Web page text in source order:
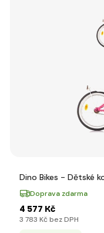
Dino Bikes - Dětské
Doprava zdarma
4 577 Kč
3 783 Kč bez DPH